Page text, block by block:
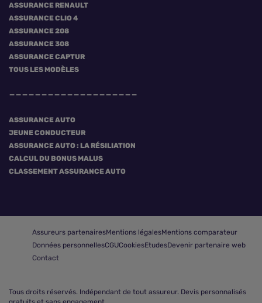
ASSURANCE RENAULT
ASSURANCE CLIO 4
ASSURANCE 208
ASSURANCE 308
ASSURANCE CAPTUR
TOUS LES MODÈLES
ASSURANCE AUTO
JEUNE CONDUCTEUR
ASSURANCE AUTO : LA RÉSILIATION
CALCUL DU BONUS MALUS
CLASSEMENT ASSURANCE AUTO
Assureurs partenairesMentions légalesMentions comparateur
Données personnellesCGUCookiesEtudesDevenir partenaire web
Contact
Tous droits réservés. Indépendant de tout assureur. Devis personnalisés